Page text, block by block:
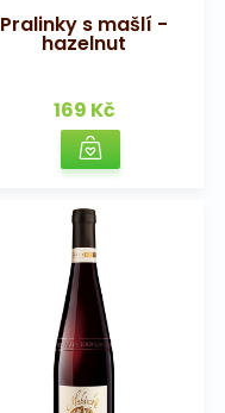
Pralinky s mašlí -
hazelnut
169 Kč